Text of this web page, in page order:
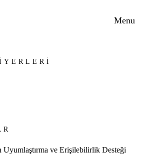
Menu
Uyumlaştırma ve Erişilebilirlik Desteği